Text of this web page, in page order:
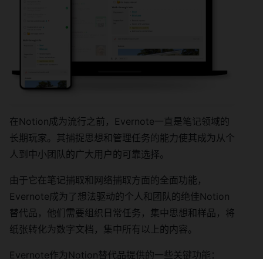
在Notion成为流行之前，Evernote一直是笔记领域的
长期玩家。其捕捉思想和管理任务的能力使其成为从个
人到中小团队的广大用户的可靠选择。
由于它在笔记捕取和网络捕取方面的全面功能，
Evernote成为了想法驱动的个人和团队的绝佳Notion
替代品，他们需要组织日常任务，集中思想和样品，将
纸张转化为数字文档，集中所有以上的内容。
Evernote作为Notion替代品提供的一些关键功能：